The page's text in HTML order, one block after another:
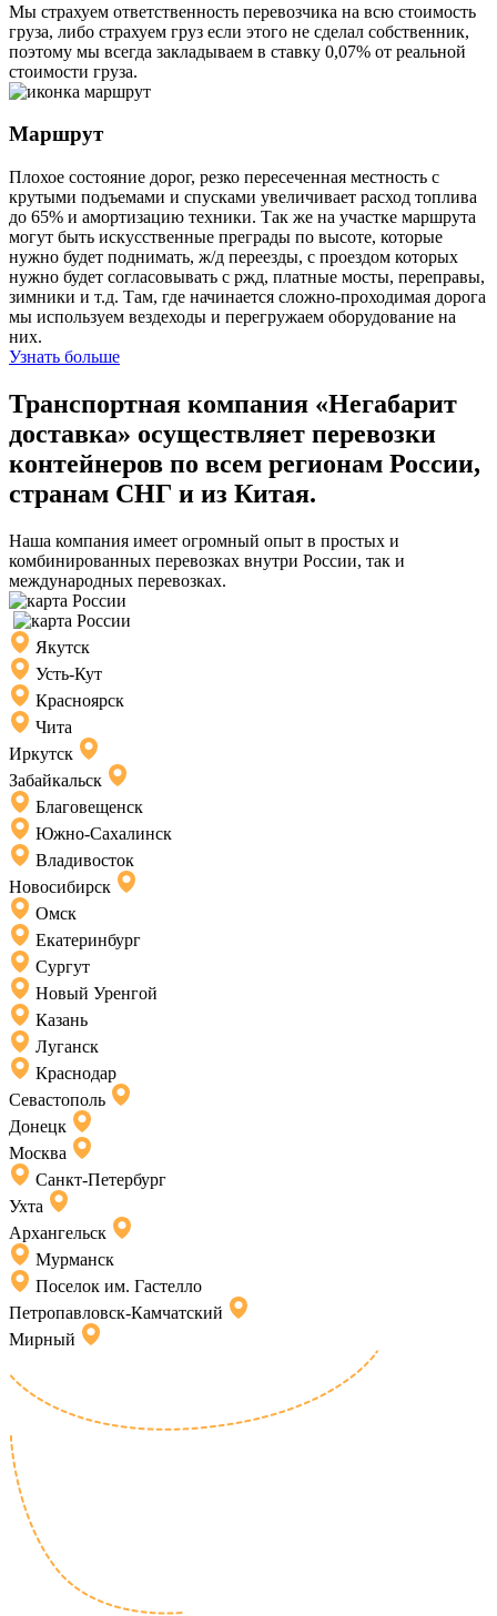
Мы страхуем ответственность перевозчика на всю стоимость
груза, либо страхуем груз если этого не сделал собственник,
поэтому мы всегда закладываем в ставку 0,07% от реальной
стоимости груза.
Маршрут
Плохое состояние дорог, резко пересеченная местность с
крутыми подъемами и спусками увеличивает расход топлива
до 65% и амортизацию техники. Так же на участке маршрута
могут быть искусственные преграды по высоте, которые
нужно будет поднимать, ж/д переезды, с проездом которых
нужно будет согласовывать с ржд, платные мосты, переправы,
зимники и т.д. Там, где начинается сложно-проходимая дорога
мы используем вездеходы и перегружаем оборудование на
них.
Узнать больше
Транспортная компания «Негабарит
доставка» осуществляет перевозки
контейнеров по всем регионам России,
странам СНГ и из Китая.
Наша компания имеет огромный опыт в простых и
комбинированных перевозках внутри России, так и
международных перевозках.
Якутск
Усть-Кут
Красноярск
Чита
Иркутск
Забайкальск
Благовещенск
Южно-Сахалинск
Владивосток
Новосибирск
Омск
Екатеринбург
Сургут
Новый Уренгой
Казань
Луганск
Краснодар
Севастополь
Донецк
Москва
Санкт-Петербург
Ухта
Архангельск
Мурманск
Поселок им. Гастелло
Петропавловск-Камчатский
Мирный